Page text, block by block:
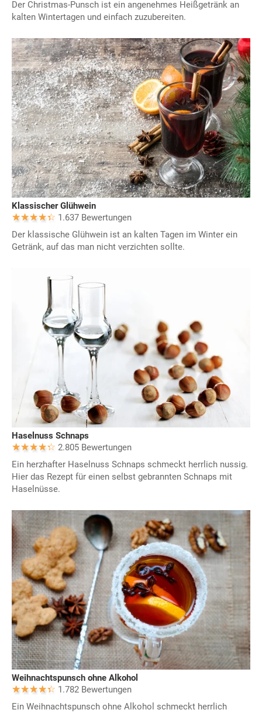
Der Christmas-Punsch ist ein angenehmes Heißgetränk an
kalten Wintertagen und einfach zuzubereiten.
Klassischer Glühwein
1.637 Bewertungen
Der klassische Glühwein ist an kalten Tagen im Winter ein
Getränk, auf das man nicht verzichten sollte.
Haselnuss Schnaps
2.805 Bewertungen
Ein herzhafter Haselnuss Schnaps schmeckt herrlich nussig.
Hier das Rezept für einen selbst gebrannten Schnaps mit
Haselnüsse.
Weihnachtspunsch ohne Alkohol
1.782 Bewertungen
Ein Weihnachtspunsch ohne Alkohol schmeckt herrlich